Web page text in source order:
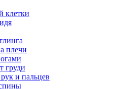
клетки
плечи
груди
и пальцев